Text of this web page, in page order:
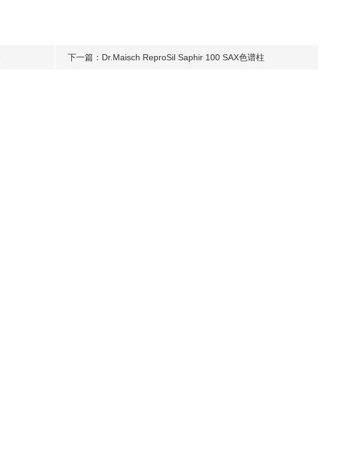
下一篇： Dr.Maisch ReproSil Saphir 100 SAX色谱柱